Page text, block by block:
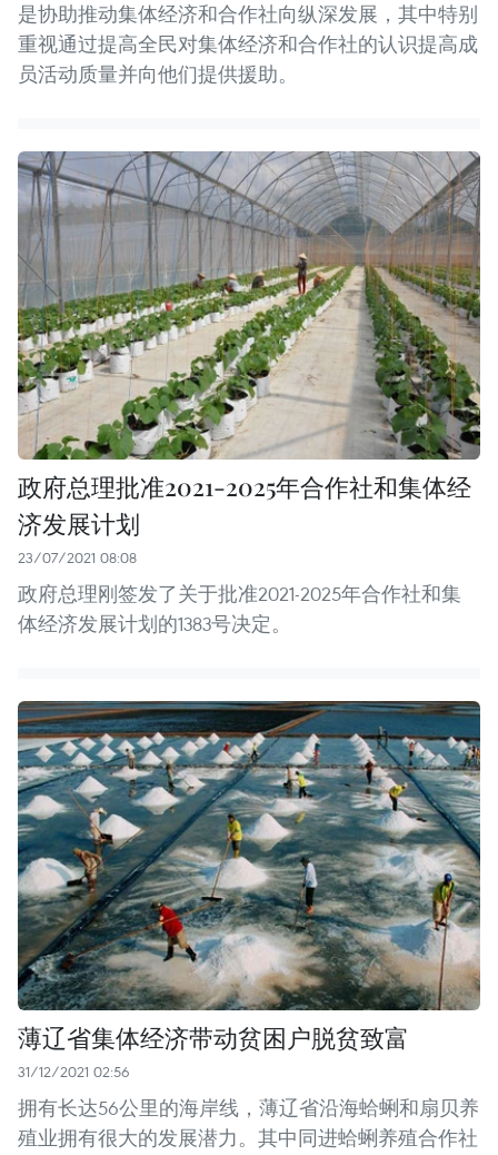
是协助推动集体经济和合作社向纵深发展，其中特别
重视通过提高全民对集体经济和合作社的认识提高成
员活动质量并向他们提供援助。
政府总理批准2021-2025年合作社和集体经
济发展计划
23/07/2021 08:08
政府总理刚签发了关于批准2021-2025年合作社和集
体经济发展计划的1383号决定。
薄辽省集体经济带动贫困户脱贫致富
31/12/2021 02:56
拥有长达56公里的海岸线，薄辽省沿海蛤蜊和扇贝养
殖业拥有很大的发展潜力。其中同进蛤蜊养殖合作社